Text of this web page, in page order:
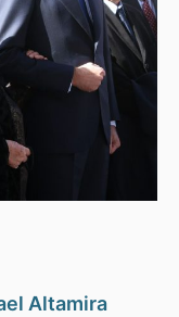
Altamira